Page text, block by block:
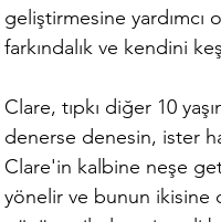
geliştirmesine
farkındalık ve kendini
Clare, tıpkı diğer 10
denerse denesin, ister
Clare'in kalbine neşe
yönelir ve bunun ikisine